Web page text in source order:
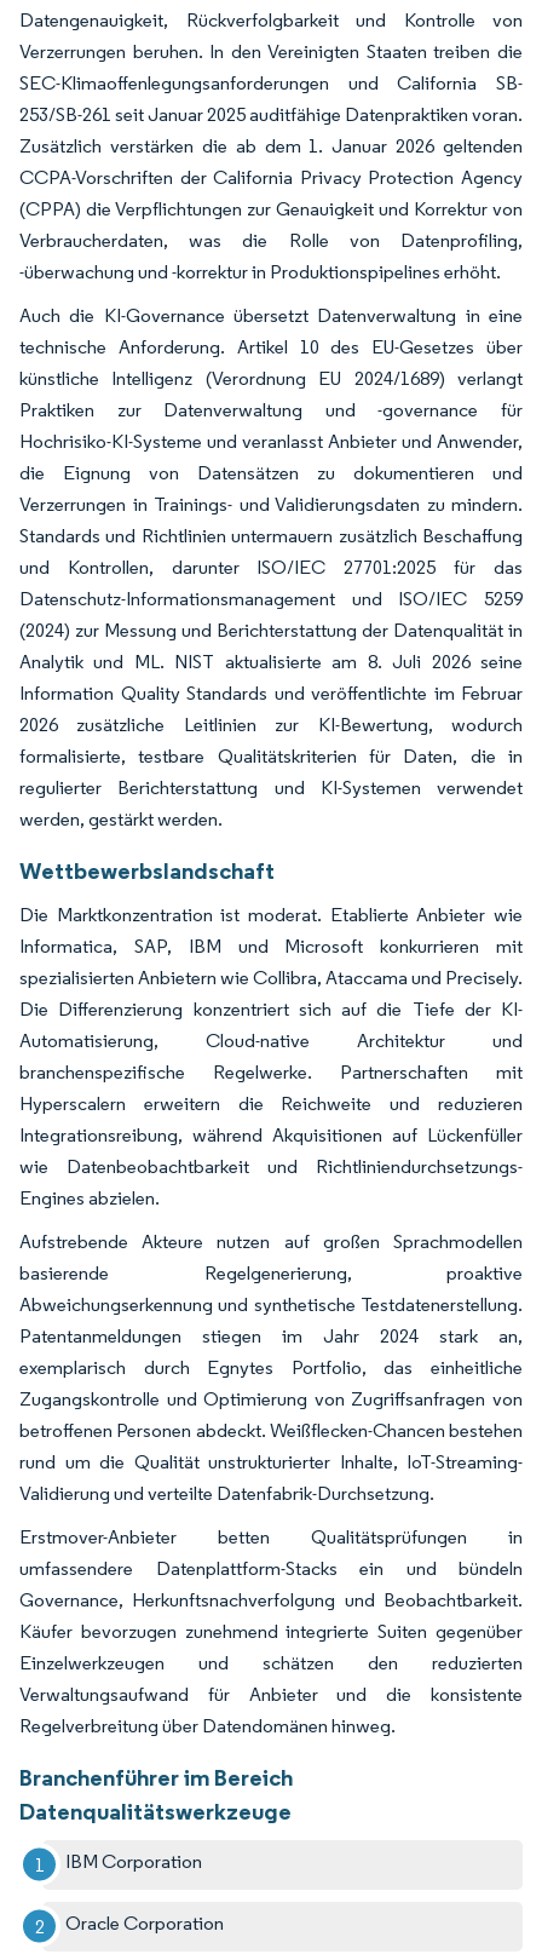
Datengenauigkeit, Rückverfolgbarkeit und Kontrolle von
Verzerrungen beruhen. In den Vereinigten Staaten treiben die
SEC-Klimaoffenlegungsanforderungen und California SB-
253/SB-261 seit Januar 2025 auditfähige Datenpraktiken voran.
Zusätzlich verstärken die ab dem 1. Januar 2026 geltenden
CCPA-Vorschriften der California Privacy Protection Agency
(CPPA) die Verpflichtungen zur Genauigkeit und Korrektur von
Verbraucherdaten, was die Rolle von Datenprofiling,
-überwachung und -korrektur in Produktionspipelines erhöht.
Auch die KI-Governance übersetzt Datenverwaltung in eine
technische Anforderung. Artikel 10 des EU-Gesetzes über
künstliche Intelligenz (Verordnung EU 2024/1689) verlangt
Praktiken zur Datenverwaltung und -governance für
Hochrisiko-KI-Systeme und veranlasst Anbieter und Anwender,
die Eignung von Datensätzen zu dokumentieren und
Verzerrungen in Trainings- und Validierungsdaten zu mindern.
Standards und Richtlinien untermauern zusätzlich Beschaffung
und Kontrollen, darunter ISO/IEC 27701:2025 für das
Datenschutz-Informationsmanagement und ISO/IEC 5259
(2024) zur Messung und Berichterstattung der Datenqualität in
Analytik und ML. NIST aktualisierte am 8. Juli 2026 seine
Information Quality Standards und veröffentlichte im Februar
2026 zusätzliche Leitlinien zur KI-Bewertung, wodurch
formalisierte, testbare Qualitätskriterien für Daten, die in
regulierter Berichterstattung und KI-Systemen verwendet
werden, gestärkt werden.
Wettbewerbslandschaft
Die Marktkonzentration ist moderat. Etablierte Anbieter wie
Informatica, SAP, IBM und Microsoft konkurrieren mit
spezialisierten Anbietern wie Collibra, Ataccama und Precisely.
Die Differenzierung konzentriert sich auf die Tiefe der KI-
Automatisierung, Cloud-native Architektur und
branchenspezifische Regelwerke. Partnerschaften mit
Hyperscalern erweitern die Reichweite und reduzieren
Integrationsreibung, während Akquisitionen auf Lückenfüller
wie Datenbeobachtbarkeit und Richtliniendurchsetzungs-
Engines abzielen.
Aufstrebende Akteure nutzen auf großen Sprachmodellen
basierende Regelgenerierung, proaktive
Abweichungserkennung und synthetische Testdatenerstellung.
Patentanmeldungen stiegen im Jahr 2024 stark an,
exemplarisch durch Egnytes Portfolio, das einheitliche
Zugangskontrolle und Optimierung von Zugriffsanfragen von
betroffenen Personen abdeckt. Weißflecken-Chancen bestehen
rund um die Qualität unstrukturierter Inhalte, IoT-Streaming-
Validierung und verteilte Datenfabrik-Durchsetzung.
Erstmover-Anbieter betten Qualitätsprüfungen in
umfassendere Datenplattform-Stacks ein und bündeln
Governance, Herkunftsnachverfolgung und Beobachtbarkeit.
Käufer bevorzugen zunehmend integrierte Suiten gegenüber
Einzelwerkzeugen und schätzen den reduzierten
Verwaltungsaufwand für Anbieter und die konsistente
Regelverbreitung über Datendomänen hinweg.
Branchenführer im Bereich
Datenqualitätswerkzeuge
IBM Corporation
Oracle Corporation